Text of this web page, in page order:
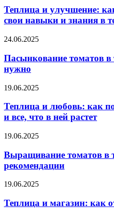
Теплица и улучшение:
свои навыки и знания в
24.06.2025
Пасынкование томатов в
нужно
19.06.2025
Теплица и любовь: как
и все, что в ней растет
19.06.2025
Выращивание томатов в
рекомендации
19.06.2025
Теплица и магазин: как